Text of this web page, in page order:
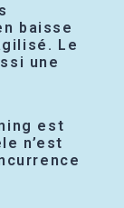
baisse
Le
une
est
n’est